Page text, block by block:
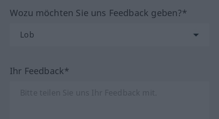
Wozu möchten Sie uns Feedback geben?*
Ihr Feedback*